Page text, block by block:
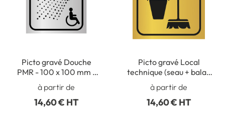
Picto gravé Douche
PMR - 100 x 100 mm -
Gamme Métal
à partir de
14,60 € HT
Picto gravé Local
technique (seau + balai)
- 100 x 100 mm -
Gamme Métal
à partir de
14,60 € HT